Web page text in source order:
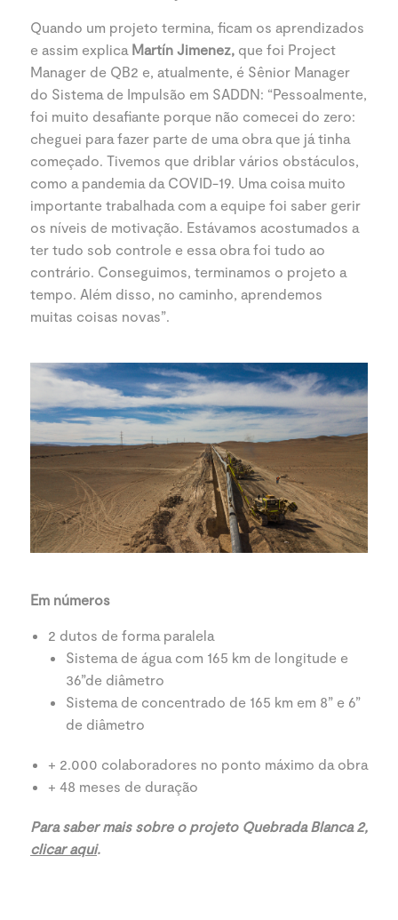
Quando um projeto termina, ficam os aprendizados
e assim explica Martín Jimenez, que foi Project
Manager de QB2 e, atualmente, é Sênior Manager
do Sistema de Impulsão em SADDN: “Pessoalmente,
foi muito desafiante porque não comecei do zero:
cheguei para fazer parte de uma obra que já tinha
começado. Tivemos que driblar vários obstáculos,
como a pandemia da COVID-19. Uma coisa muito
importante trabalhada com a equipe foi saber gerir
os níveis de motivação. Estávamos acostumados a
ter tudo sob controle e essa obra foi tudo ao
contrário. Conseguimos, terminamos o projeto a
tempo. Além disso, no caminho, aprendemos
muitas coisas novas”.
Em números
2 dutos de forma paralela
Sistema de água com 165 km de longitude e
36”de diâmetro
Sistema de concentrado de 165 km em 8” e 6”
de diâmetro
+ 2.000 colaboradores no ponto máximo da obra
+ 48 meses de duração
Para saber mais sobre o projeto Quebrada Blanca 2,
clicar aqui.